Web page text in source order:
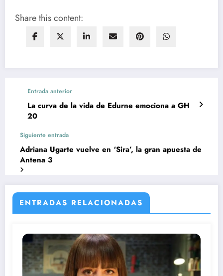
Share this content:
Entrada anterior
La curva de la vida de Edurne emociona a GH
20
Siguiente entrada
Adriana Ugarte vuelve en ‘Sira’, la gran apuesta de
Antena 3
ENTRADAS RELACIONADAS